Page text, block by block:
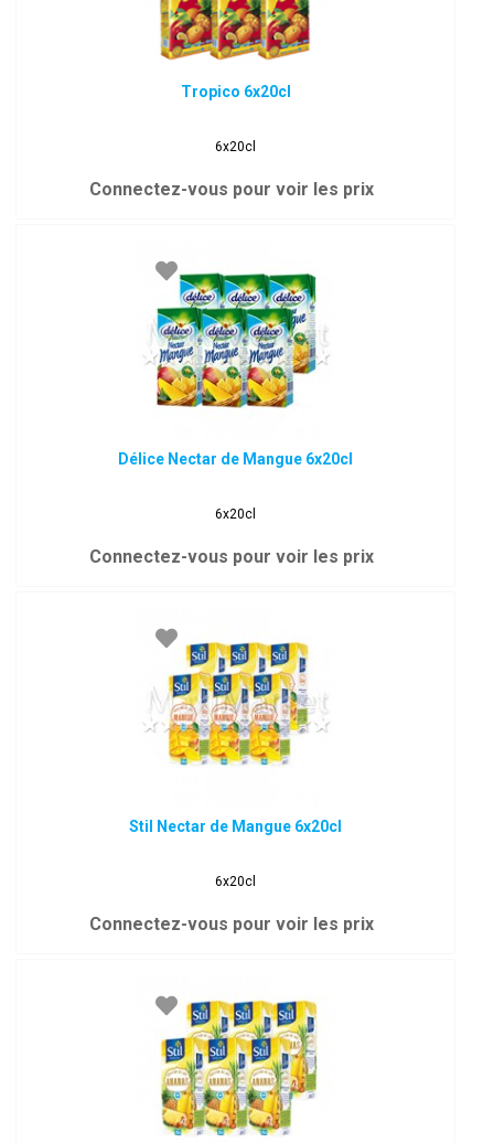
Tropico 6x20cl
6x20cl
Connectez-vous pour voir les prix
Délice Nectar de Mangue 6x20cl
6x20cl
Connectez-vous pour voir les prix
Stil Nectar de Mangue 6x20cl
6x20cl
Connectez-vous pour voir les prix